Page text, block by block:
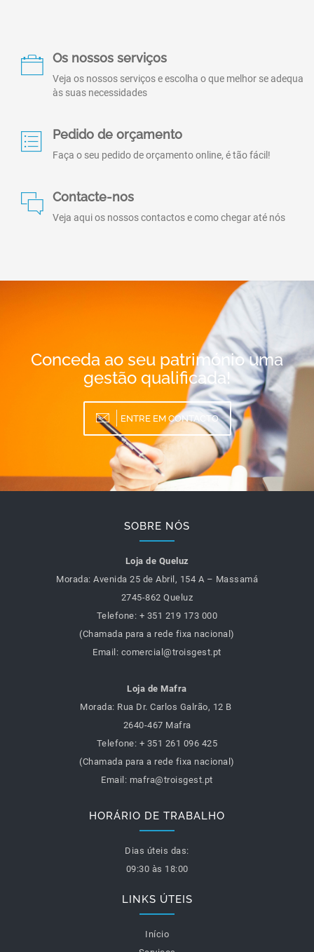
Os nossos serviços
Veja os nossos serviços e escolha o que melhor se adequa
às suas necessidades
Pedido de orçamento
Faça o seu pedido de orçamento online, é tão fácil!
Contacte-nos
Veja aqui os nossos contactos e como chegar até nós
Conceda ao seu património uma
gestão qualificada!
ENTRE EM CONTACTO
SOBRE NÓS
Loja de Queluz
Morada: Avenida 25 de Abril, 154 A – Massamá
2745-862 Queluz
Telefone: + 351 219 173 000
(Chamada para a rede fixa nacional)
Email: comercial@troisgest.pt
Loja de Mafra
Morada: Rua Dr. Carlos Galrão, 12 B
2640-467 Mafra
Telefone: + 351 261 096 425
(Chamada para a rede fixa nacional)
Email: mafra@troisgest.pt
HORÁRIO DE TRABALHO
Dias úteis das:
09:30 às 18:00
LINKS ÚTEIS
Início